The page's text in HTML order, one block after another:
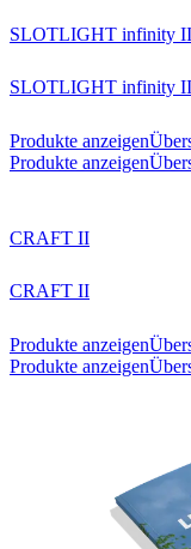
SLOTLIGHT infinity II
SLOTLIGHT infinity II
Produkte anzeigen
Produkte anzeigen
CRAFT II
CRAFT II
Produkte anzeigen
Produkte anzeigen